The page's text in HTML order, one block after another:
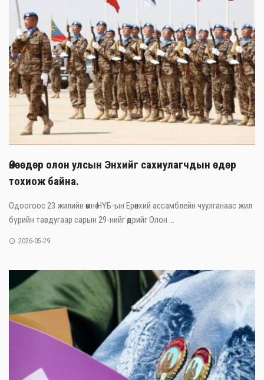
Өнөөдөр олон улсын Энхийг сахиулагчдын өдөр
тохиож байна.
Одоогоос 23 жилийн өмнө НҮБ-ын Ерөнхий ассамблейн чуулганаас жил
бүрийн тавдугаар сарын 29-нийг өдрийг Олон ...
2026-05-29